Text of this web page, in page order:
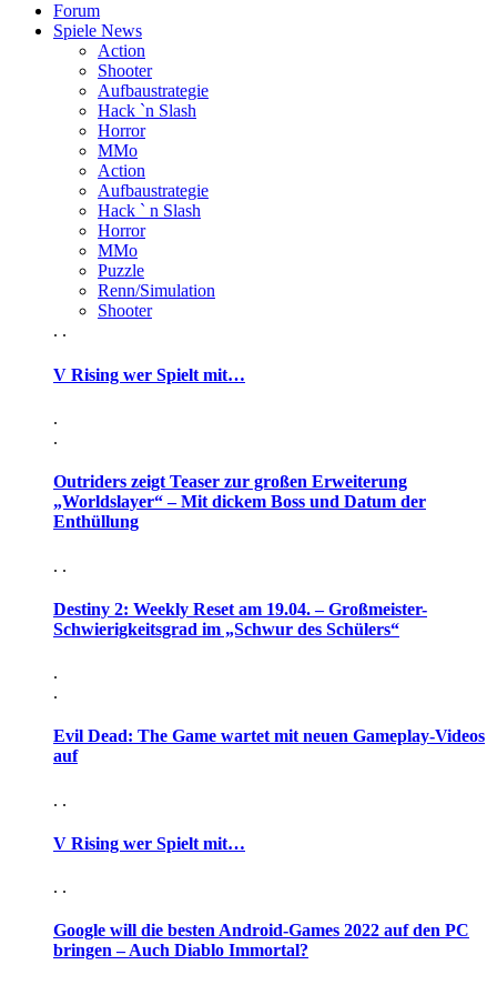
Forum
Spiele News
Action
Shooter
Aufbaustrategie
Hack `n Slash
Horror
MMo
Action
Aufbaustrategie
Hack ` n Slash
Horror
MMo
Puzzle
Renn/Simulation
Shooter
. .
V Rising wer Spielt mit…
.
.
Outriders zeigt Teaser zur großen Erweiterung
„Worldslayer“ – Mit dickem Boss und Datum der
Enthüllung
. .
Destiny 2: Weekly Reset am 19.04. – Großmeister-
Schwierigkeitsgrad im „Schwur des Schülers“
.
.
Evil Dead: The Game wartet mit neuen Gameplay-Videos
auf
. .
V Rising wer Spielt mit…
. .
Google will die besten Android-Games 2022 auf den PC
bringen – Auch Diablo Immortal?